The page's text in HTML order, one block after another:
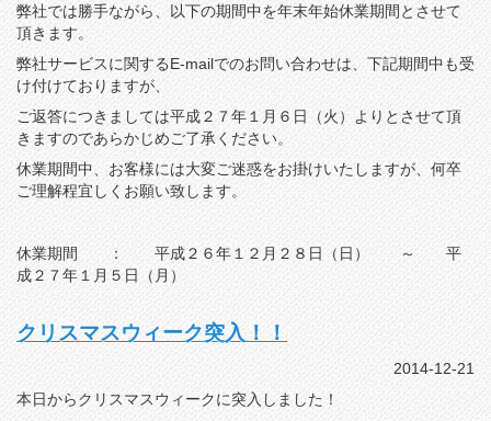
弊社では勝手ながら、以下の期間中を年末年始休業期間とさせて
頂きます。
弊社サービスに関するE-mailでのお問い合わせは、下記期間中も受
け付けておりますが、
ご返答につきましては平成２７年１月６日（火）よりとさせて頂
きますのであらかじめご了承ください。
休業期間中、お客様には大変ご迷惑をお掛けいたしますが、何卒
ご理解程宜しくお願い致します。
休業期間 ： 平成２６年１２月２８日（日） ～ 平
成２７年１月５日（月）
クリスマスウィーク突入！！
2014-12-21
本日からクリスマスウィークに突入しました！